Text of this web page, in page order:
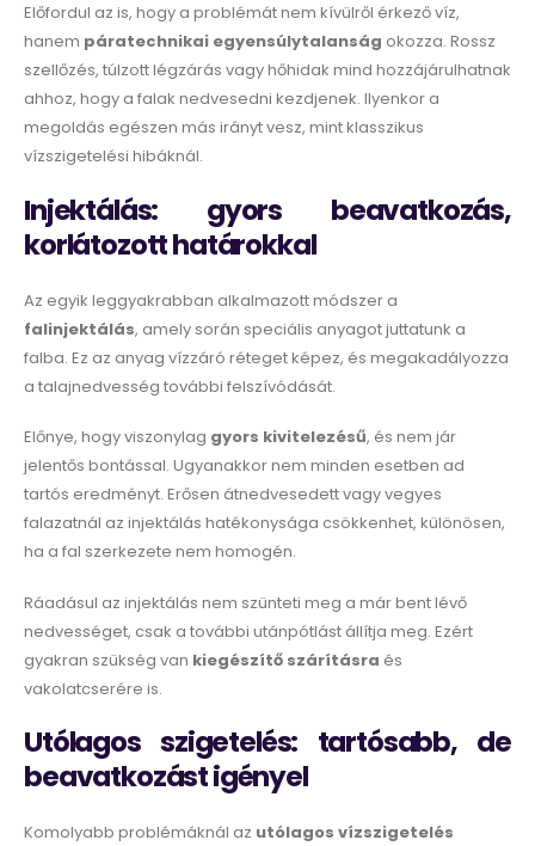
Előfordul az is, hogy a problémát nem kívülről érkező víz,
hanem páratechnikai egyensúlytalanság okozza. Rossz
szellőzés, túlzott légzárás vagy hőhidak mind hozzájárulhatnak
ahhoz, hogy a falak nedvesedni kezdjenek. Ilyenkor a
megoldás egészen más irányt vesz, mint klasszikus
vízszigetelési hibáknál.
Injektálás: gyors beavatkozás,
korlátozott határokkal
Az egyik leggyakrabban alkalmazott módszer a
falinjektálás, amely során speciális anyagot juttatunk a
falba. Ez az anyag vízzáró réteget képez, és megakadályozza
a talajnedvesség további felszívódását.
Előnye, hogy viszonylag gyors kivitelezésű, és nem jár
jelentős bontással. Ugyanakkor nem minden esetben ad
tartós eredményt. Erősen átnedvesedett vagy vegyes
falazatnál az injektálás hatékonysága csökkenhet, különösen,
ha a fal szerkezete nem homogén.
Ráadásul az injektálás nem szünteti meg a már bent lévő
nedvességet, csak a további utánpótlást állítja meg. Ezért
gyakran szükség van kiegészítő szárításra és
vakolatcserére is.
Utólagos szigetelés: tartósabb, de
beavatkozást igényel
Komolyabb problémáknál az utólagos vízszigetelés